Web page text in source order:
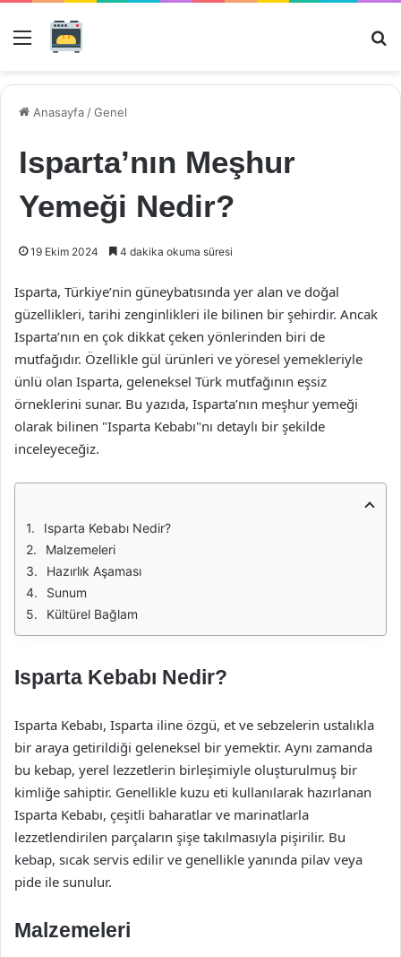
Menü
Anasayfa /Genel
Isparta’nın Meşhur
Yemeği Nedir?
19 Ekim 2024 4 dakika okuma süresi
Isparta, Türkiye’nin güneybatısında yer alan ve doğal
güzellikleri, tarihi zenginlikleri ile bilinen bir şehirdir. Ancak
Isparta’nın en çok dikkat çeken yönlerinden biri de
mutfağıdır. Özellikle gül ürünleri ve yöresel yemekleriyle
ünlü olan Isparta, geleneksel Türk mutfağının eşsiz
örneklerini sunar. Bu yazıda, Isparta’nın meşhur yemeği
olarak bilinen "Isparta Kebabı"nı detaylı bir şekilde
inceleyeceğiz.
Isparta Kebabı Nedir?
Malzemeleri
Hazırlık Aşaması
Sunum
Kültürel Bağlam
Isparta Kebabı Nedir?
Isparta Kebabı, Isparta iline özgü, et ve sebzelerin ustalıkla
bir araya getirildiği geleneksel bir yemektir. Aynı zamanda
bu kebap, yerel lezzetlerin birleşimiyle oluşturulmuş bir
kimliğe sahiptir. Genellikle kuzu eti kullanılarak hazırlanan
Isparta Kebabı, çeşitli baharatlar ve marinatlarla
lezzetlendirilen parçaların şişe takılmasıyla pişirilir. Bu
kebap, sıcak servis edilir ve genellikle yanında pilav veya
pide ile sunulur.
Malzemeleri